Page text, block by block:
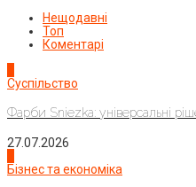
Нещодавні
Топ
Коментарі
Суспільство
Фарби Sniezka: універсальні
27.07.2026
Бізнес та економіка